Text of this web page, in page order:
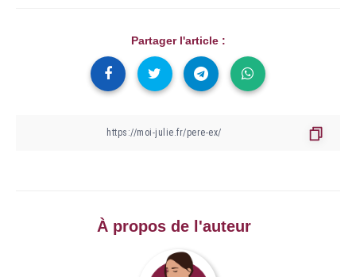
Partager l'article :
À propos de l'auteur